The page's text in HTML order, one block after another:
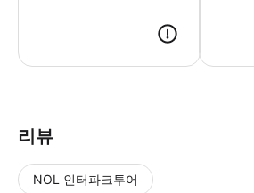
리뷰
NOL 인터파크투어